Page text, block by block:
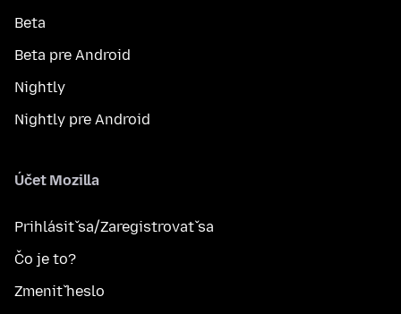
Beta
Beta pre Android
Nightly
Nightly pre Android
Účet Mozilla
Prihlásiť sa/Zaregistrovať sa
Čo je to?
Zmeniť heslo